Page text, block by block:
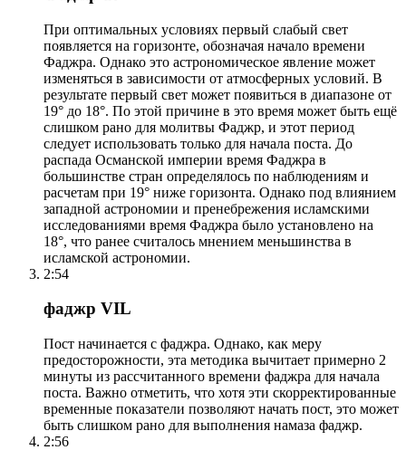
При оптимальных условиях первый слабый свет
появляется на горизонте, обозначая начало времени
Фаджра. Однако это астрономическое явление может
изменяться в зависимости от атмосферных условий. В
результате первый свет может появиться в диапазоне от
19° до 18°. По этой причине в это время может быть ещё
слишком рано для молитвы Фаджр, и этот период
следует использовать только для начала поста. До
распада Османской империи время Фаджра в
большинстве стран определялось по наблюдениям и
расчетам при 19° ниже горизонта. Однако под влиянием
западной астрономии и пренебрежения исламскими
исследованиями время Фаджра было установлено на
18°, что ранее считалось мнением меньшинства в
исламской астрономии.
2:54
фаджр VIL
Пост начинается с фаджра. Однако, как меру
предосторожности, эта методика вычитает примерно 2
минуты из рассчитанного времени фаджра для начала
поста. Важно отметить, что хотя эти скорректированные
временные показатели позволяют начать пост, это может
быть слишком рано для выполнения намаза фаджр.
2:56